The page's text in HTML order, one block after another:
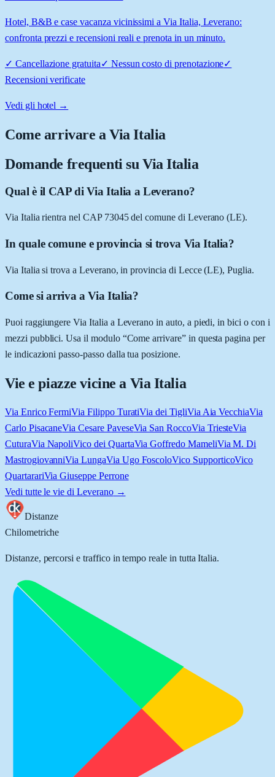
Hotel, B&B e case vacanza vicinissimi a Via Italia, Leverano:
confronta prezzi e recensioni reali e prenota in un minuto.
✓ Cancellazione gratuita✓ Nessun costo di prenotazione✓
Recensioni verificate
Vedi gli hotel →
Come arrivare aVia Italia
Domande frequenti su Via Italia
Qual è il CAP di Via Italia a Leverano?
Via Italia rientra nel CAP 73045 del comune di Leverano (LE).
In quale comune e provincia si trova Via Italia?
Via Italia si trova a Leverano, in provincia di Lecce (LE), Puglia.
Come si arriva a Via Italia?
Puoi raggiungere Via Italia a Leverano in auto, a piedi, in bici o con i
mezzi pubblici. Usa il modulo “Come arrivare” in questa pagina per
le indicazioni passo-passo dalla tua posizione.
Vie e piazze vicine a Via Italia
Via Enrico FermiVia Filippo TuratiVia dei TigliVia Aia VecchiaVia
Carlo PisacaneVia Cesare PaveseVia San RoccoVia TriesteVia
CuturaVia NapoliVico dei QuartaVia Goffredo MameliVia M. Di
MastrogiovanniVia LungaVia Ugo FoscoloVico SupporticoVico
QuartarariVia Giuseppe Perrone
Vedi tutte le vie di Leverano→
Distanze
Chilometriche
Distanze, percorsi e traffico in tempo reale in tutta Italia.